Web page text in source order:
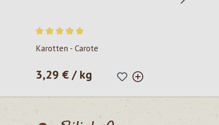
Valutazione media di 5 su 5 stelle
Karotten - Carote
Prezzo normale:
3,29 € / kg